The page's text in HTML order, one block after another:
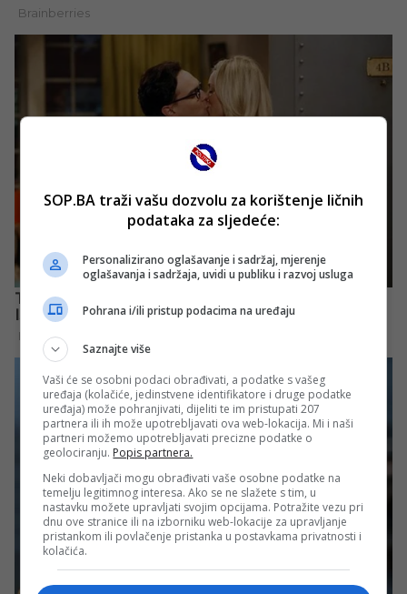
SOP.BA traži vašu dozvolu za korištenje ličnih
podataka za sljedeće:
Personalizirano oglašavanje i sadržaj, mjerenje
oglašavanja i sadržaja, uvidi u publiku i razvoj usluga
Pohrana i/ili pristup podacima na uređaju
Saznajte više
Vaši će se osobni podaci obrađivati, a podatke s vašeg
uređaja (kolačiće, jedinstvene identifikatore i druge podatke
uređaja) može pohranjivati, dijeliti te im pristupati 207
partnera ili ih može upotrebljavati ova web-lokacija. Mi i naši
partneri možemo upotrebljavati precizne podatke o
geolociranju. Popis partnera.
Neki dobavljači mogu obrađivati vaše osobne podatke na
temelju legitimnog interesa. Ako se ne slažete s tim, u
nastavku možete upravljati svojim opcijama. Potražite vezu pri
dnu ove stranice ili na izborniku web-lokacije za upravljanje
pristankom ili povlačenje pristanka u postavkama privatnosti i
kolačića.